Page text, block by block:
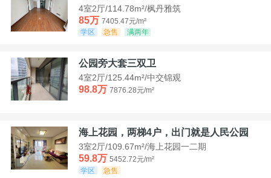
4室2厅/114.78m²/枫丹雅筑
85万 7405.47元/m²
学区
急售 满两年
公园旁大套三双卫
4室2厅/125.44m²/中交锦观
98.8万 7876.28元/m²
海上花园，两梯4户，出门就是人民公园
3室2厅/109.67m²/海上花园一二期
59.8万 5452.72元/m²
学区
急售